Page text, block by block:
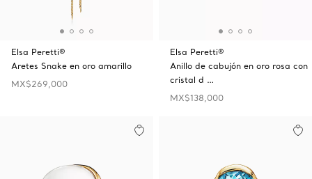
Elsa Peretti®
Aretes Snake en oro amarillo
MX$269,000
Elsa Peretti®
Anillo de cabujón en oro rosa con
cristal d …
MX$138,000